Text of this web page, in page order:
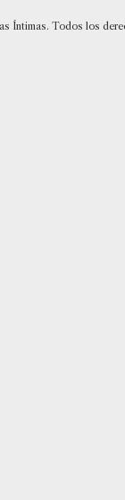
Íntimas. Todos los